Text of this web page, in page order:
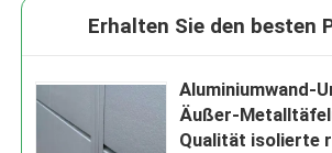
Erhalten Sie den besten
Aluminiumwand-
Äußer-
Qualität isolierte